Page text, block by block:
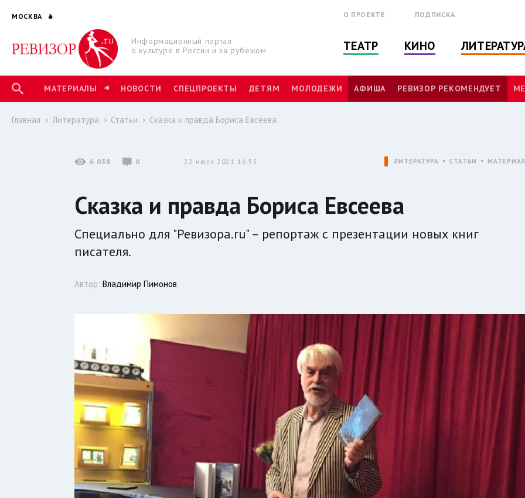
МОСКВА
Информационный портал
о культуре в России и за рубежом
О ПРОЕКТЕ ПОДПИСКА
ТЕАТР КИНО
МАТЕРИАЛЫ НОВОСТИ СПЕЦПРОЕКТЫ ДЕТЯМ МОЛОДЕЖИ АФИША РЕВИЗОР РЕКОМЕНДУЕТ
Главная Литература Статьи Сказка и правда Бориса Евсеева
6 038 0 22 июля 2021 16:55 ЛИТЕРАТУРА СТАТЬИ
Сказка и правда Бориса Евсеева
Специально для "Ревизора.ru" – репортаж с презентации новых книг
писателя.
Автор:Владимир Пимонов